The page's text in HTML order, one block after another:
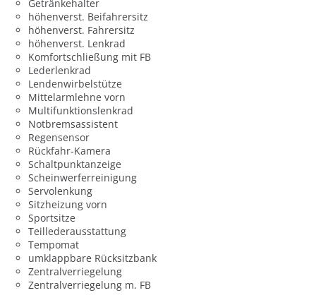
Getränkehalter
höhenverst. Beifahrersitz
höhenverst. Fahrersitz
höhenverst. Lenkrad
Komfortschließung mit FB
Lederlenkrad
Lendenwirbelstütze
Mittelarmlehne vorn
Multifunktionslenkrad
Notbremsassistent
Regensensor
Rückfahr-Kamera
Schaltpunktanzeige
Scheinwerferreinigung
Servolenkung
Sitzheizung vorn
Sportsitze
Teillederausstattung
Tempomat
umklappbare Rücksitzbank
Zentralverriegelung
Zentralverriegelung m. FB